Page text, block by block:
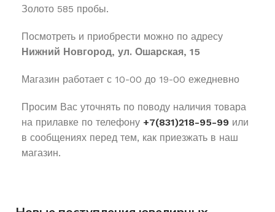
Золото 585 пробы.
Посмотреть и приобрести можно по адресу
Нижний Новгород, ул. Ошарская, 15
Магазин работает с 10-00 до 19-00 ежедневно
Просим Вас уточнять по поводу наличия товара
на прилавке по телефону +7(831)218-95-99 или
в сообщениях перед тем, как приезжать в наш
магазин.